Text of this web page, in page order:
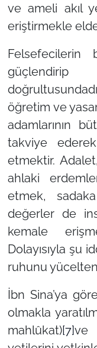
ve ameli akıl
eriştirmekle
Felsefecilerin
öğretim ve
adamlarının
takviye
etmektir.
ahlaki
etmek,
değerler de
kemale
Dolayısıyla şu
ruhunu
İbn Sina’ya
olmakla
mahlûkat)[7]ve